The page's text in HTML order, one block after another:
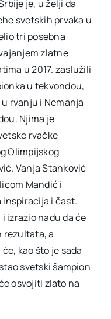
je, u želji da
svetskih prvaka u
tri posebna
zlatne
u 2017. zaslužili
u tekvondou,
rvanju i Nemanja
Njima je
rvačke
Olimpijskog
Vanja Stanković
Mandić i
inspiracija i čast.
izrazio nadu da će
rezultata, a
kao što je sada
svetski šampion
osvojiti zlato na